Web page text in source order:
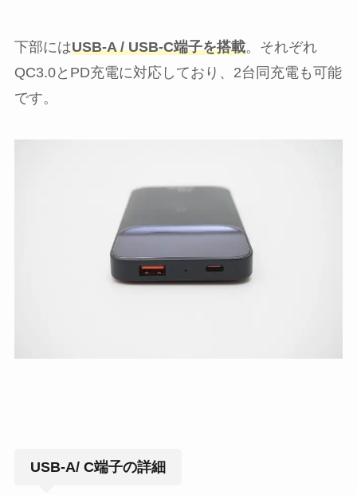
下部にはUSB-A / USB-C端子を搭載。それぞれ
QC3.0とPD充電に対応しており、2台同充電も可能
です。
USB-A/ C端子の詳細